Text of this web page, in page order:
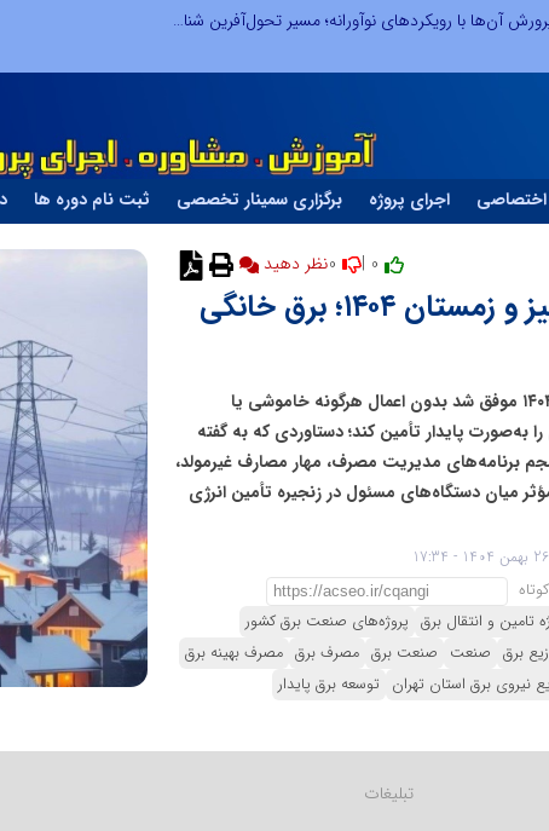
از کشف استعدادهای ناب تا پرورش آن‌ها با رویکردهای نوآورانه؛ مسیر تحول‌آفرین شنای ایران در سطح جهانی
اختصاصی اجرای پروژه برگزاری سمینار تخصصی ثبت نام دوره ها
نظر دهید
عبور بدون خاموشی از پاییز و زمستان ۱۴۰۴؛ برق خانگی
صنعت برق کشور در پاییز و زمستان سال ۱۴۰۴ موفق شد بدون اعمال هرگونه خاموشی یا
پایدار تأمین کند؛ دستاوردی که به گفته
برنامه‌های مدیریت مصرف، مهار مصارف غیرمولد،
میان دستگاه‌های مسئول در زنجیره تأمین انرژی
تامین و انتقال برق پروژه‌های صنعت برق کشور
برق صنعت صنعت برق مصرف برق مصرف بهینه برق
نیروی برق استان تهران توسعه برق پایدار